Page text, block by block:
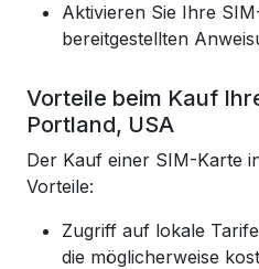
Aktivieren Sie Ihre
bereitgestellten
Vorteile beim Kauf
Portland, USA
Der Kauf einer SIM-Karte
Vorteile:
Zugriff auf lokale
die möglicherweise